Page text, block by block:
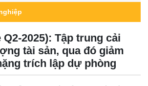
2025): Tập trung cải
tài sản, qua đó giảm
trích lập dự phòng